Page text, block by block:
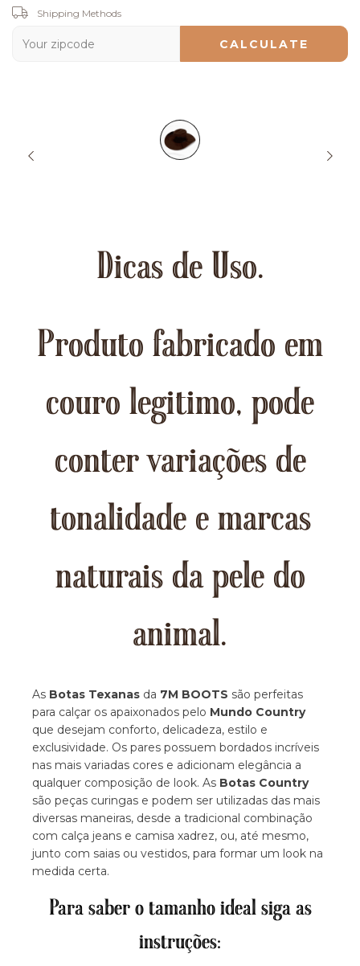
Shipping for zipcode:
Shipping Methods
CALCULATE
Dicas de Uso.
Produto fabricado em
couro legitimo, pode
conter variações de
tonalidade e marcas
naturais da pele do
animal.
As Botas Texanas da 7M BOOTS são perfeitas
para calçar os apaixonados pelo Mundo Country
que desejam conforto, delicadeza, estilo e
exclusividade. Os pares possuem bordados incríveis
nas mais variadas cores e adicionam elegância a
qualquer composição de look. As Botas Country
são peças curingas e podem ser utilizadas das mais
diversas maneiras, desde a tradicional combinação
com calça jeans e camisa xadrez, ou, até mesmo,
junto com saias ou vestidos, para formar um look na
medida certa.
Para saber o tamanho ideal siga as
instruções: